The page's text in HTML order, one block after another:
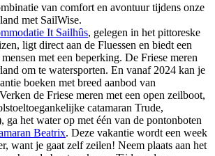
van comfort en avontuur tijdens onze
met SailWise.
It Sailhûs, gelegen in het pittoreske
ligt direct aan de Fluessen en biedt een
met een beperking. De Friese meren
om te watersporten. En vanaf 2024 kan je
boeken met breed aanbod van
de Friese meren met een open zeilboot,
catamaran Trude,
het water op met één van de pontonboten
Beatrix. Deze vakantie wordt een week
want je gaat zelf zeilen! Neem plaats aan het